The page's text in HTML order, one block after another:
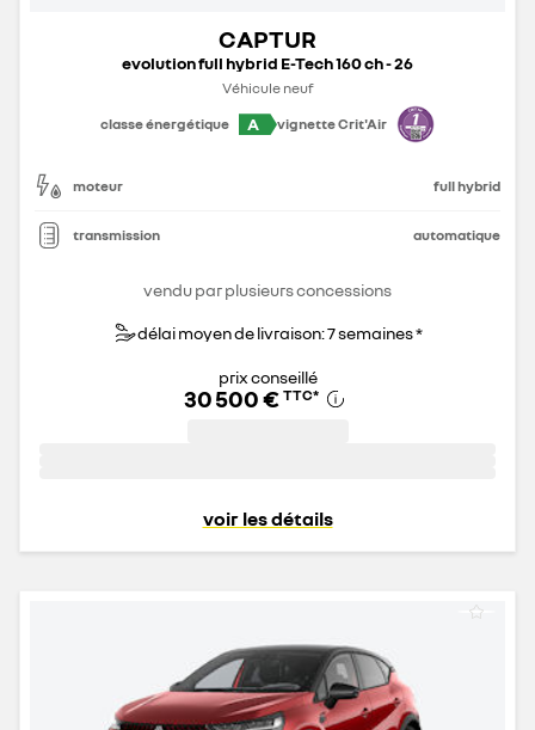
CAPTUR
evolution full hybrid E-Tech 160 ch - 26
Véhicule neuf
classe énergétique
A vignette Crit'Air
moteur full hybrid
transmission automatique
vendu par plusieurs concessions
délai moyen de livraison: 7 semaines *
prix conseillé
30 500 € TTC*
voir les détails